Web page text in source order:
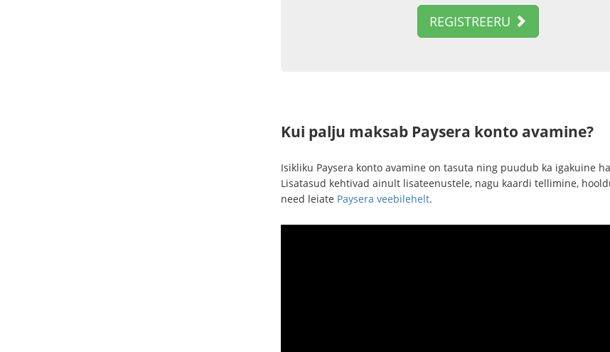
REGISTREERU
Kui palju maksab Paysera konto avamine?
Isikliku Paysera konto avamine on tasuta ning puudub ka igakuine
Lisatasud kehtivad ainult lisateenustele, nagu kaardi tellimine,
need leiate Paysera veebilehelt.